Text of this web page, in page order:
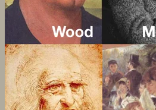
Ecosystème éducatif
Génération internet
Handicap
Mondialisation
Normes scolaires
Regards sur l’Ecole
Santé
Société connectée
Territoires et projets
Territoires
Europe
International
Régions